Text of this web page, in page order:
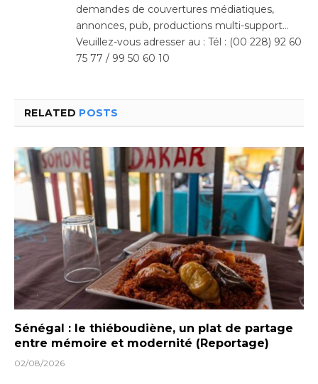
demandes de couvertures médiatiques,
annonces, pub, productions multi-support…
Veuillez-vous adresser au : Tél : (00 228) 92 60
75 77 / 99 50 60 10
RELATED POSTS
Sénégal : le thiéboudiène, un plat de partage
entre mémoire et modernité (Reportage)
02/08/2026